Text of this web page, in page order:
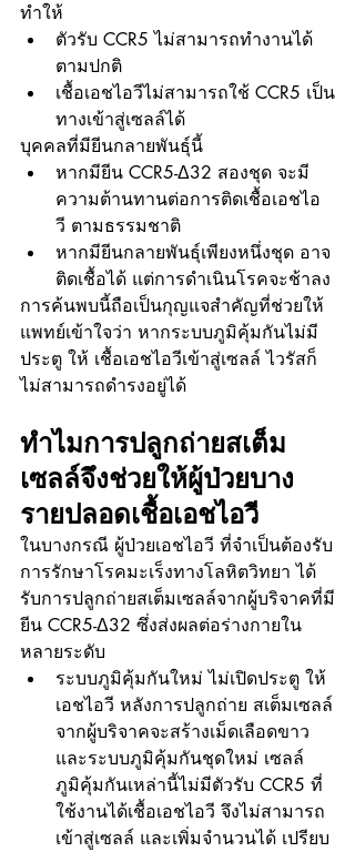
ทำให้
ตัวรับ CCR5 ไม่สามารถทำงานได้
ตามปกติ
เชื้อเอชไอวีไม่สามารถใช้ CCR5 เป็น
ทางเข้าสู่เซลล์ได้
บุคคลที่มียีนกลายพันธุ์นี้
หากมียีน CCR5-Δ32 สองชุด จะมี
ความต้านทานต่อการติดเชื้อเอชไอ
วี ตามธรรมชาติ
หากมียีนกลายพันธุ์เพียงหนึ่งชุด อาจ
ติดเชื้อได้ แต่การดำเนินโรคจะช้าลง
การค้นพบนี้ถือเป็นกุญแจสำคัญที่ช่วยให้
แพทย์เข้าใจว่า หากระบบภูมิคุ้มกันไม่มี
ประตู ให้ เชื้อเอชไอวีเข้าสู่เซลล์ ไวรัสก็
ไม่สามารถดำรงอยู่ได้
ทำไมการปลูกถ่ายสเต็ม
เซลล์จึงช่วยให้ผู้ป่วยบาง
รายปลอดเชื้อเอชไอวี
ในบางกรณี ผู้ป่วยเอชไอวี ที่จำเป็นต้องรับ
การรักษาโรคมะเร็งทางโลหิตวิทยา ได้
รับการปลูกถ่ายสเต็มเซลล์จากผู้บริจาคที่มี
ยีน CCR5-Δ32 ซึ่งส่งผลต่อร่างกายใน
หลายระดับ
ระบบภูมิคุ้มกันใหม่ ไม่เปิดประตู ให้
เอชไอวี หลังการปลูกถ่าย สเต็มเซลล์
จากผู้บริจาคจะสร้างเม็ดเลือดขาว
และระบบภูมิคุ้มกันชุดใหม่ เซลล์
ภูมิคุ้มกันเหล่านี้ไม่มีตัวรับ CCR5 ที่
ใช้งานได้เชื้อเอชไอวี จึงไม่สามารถ
เข้าสู่เซลล์ และเพิ่มจำนวนได้ เปรียบ